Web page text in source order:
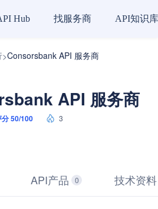
Hub 找服务商 API知识库
>Consorsbank API 服务商
API 服务商
分 50/100 3
API产品 0 技术资料